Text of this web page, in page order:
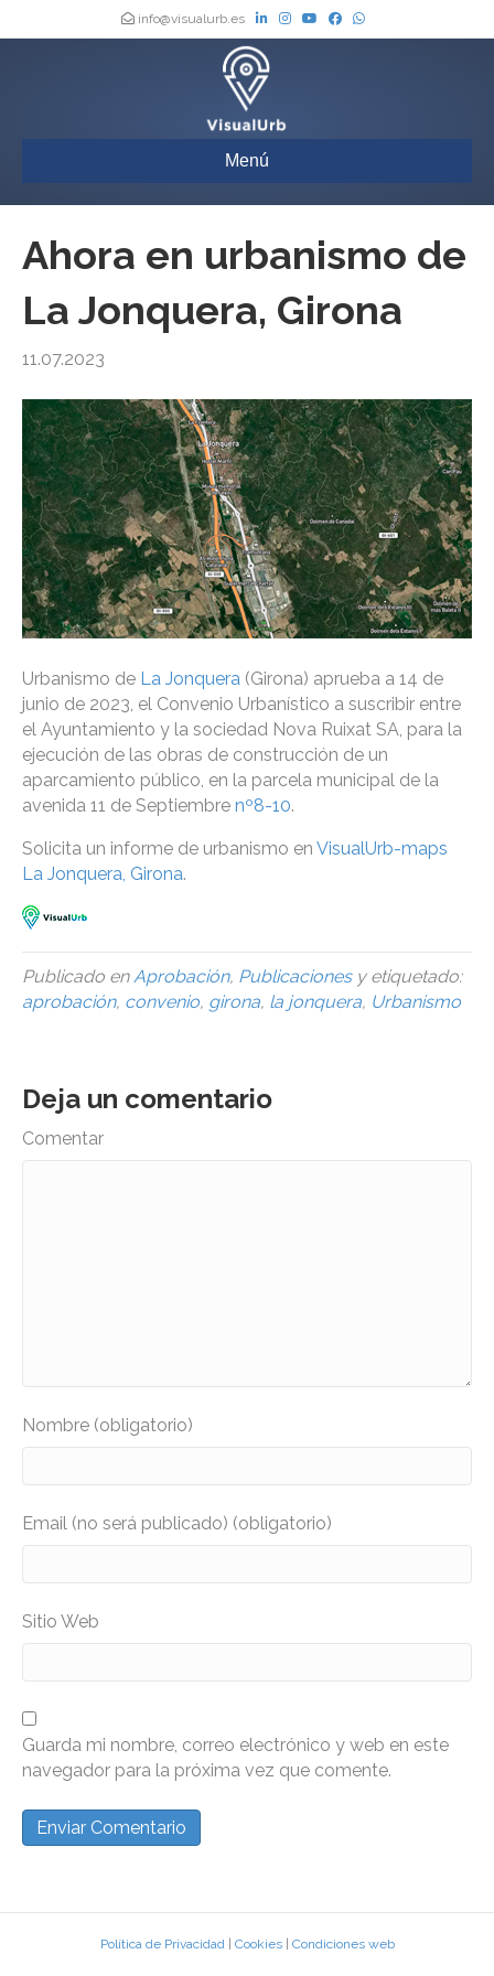
info@visualurb.es
Menú
Ahora en urbanismo de
La Jonquera, Girona
11.07.2023
Urbanismo de La Jonquera (Girona) aprueba a 14 de
junio de 2023, el Convenio Urbanístico a suscribir entre
el Ayuntamiento y la sociedad Nova Ruixat SA, para la
ejecución de las obras de construcción de un
aparcamiento público, en la parcela municipal de la
avenida 11 de Septiembre nº8-10.
Solicita un informe de urbanismo en VisualUrb-maps
La Jonquera, Girona.
Publicado enAprobación, Publicacionesy etiquetado:
aprobación, convenio, girona, la jonquera, Urbanismo
Deja un comentario
Comentar
Nombre (obligatorio)
Email (no será publicado) (obligatorio)
Sitio Web
Guarda mi nombre, correo electrónico y web en este
navegador para la próxima vez que comente.
Política de Privacidad| Cookies| Condiciones web